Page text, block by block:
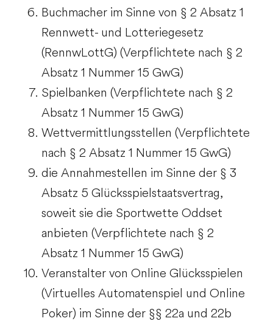
Buchmacher im Sinne von § 2 Absatz 1
Rennwett- und Lotteriegesetz
(RennwLottG) (Verpflichtete nach § 2
Absatz 1 Nummer 15 GwG)
Spielbanken (Verpflichtete nach § 2
Absatz 1 Nummer 15 GwG)
Wettvermittlungsstellen (Verpflichtete
nach § 2 Absatz 1 Nummer 15 GwG)
die Annahmestellen im Sinne der § 3
Absatz 5 Glücksspielstaatsvertrag,
soweit sie die Sportwette Oddset
anbieten (Verpflichtete nach § 2
Absatz 1 Nummer 15 GwG)
Veranstalter von Online Glücksspielen
(Virtuelles Automatenspiel und Online
Poker) im Sinne der §§ 22a und 22b